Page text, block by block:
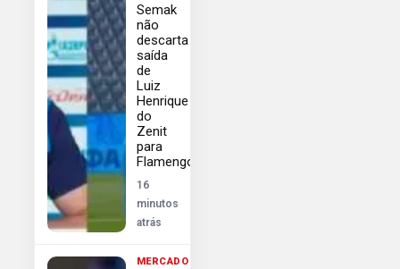
Semak
não
descarta
saída
de
Luiz
Henrique
do
Zenit
para
Flamengo
16
minutos
atrás
MERCADO